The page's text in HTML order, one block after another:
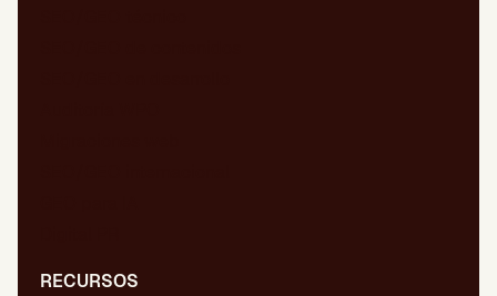
RECURSOS